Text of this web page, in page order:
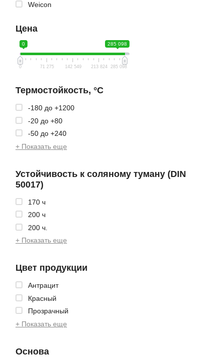
Weicon
Цена
0 285 098
0 71 275 142 549 213 824 285 098
Термостойкость, °C
-180 до +1200
-20 до +80
-50 до +240
+ Показать еще
Устойчивость к соляному туману (DIN
50017)
170 ч
200 ч
200 ч.
+ Показать еще
Цвет продукции
Антрацит
Красный
Прозрачный
+ Показать еще
Основа